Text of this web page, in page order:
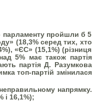
парламенту пройшли б 5
(18,3% серед тих, хто
«ЄС» (15,1%) (різниця
5% має також партія
партія Д. Разумкова
топ-партій змінилася
напрямку.
і 16,1%);